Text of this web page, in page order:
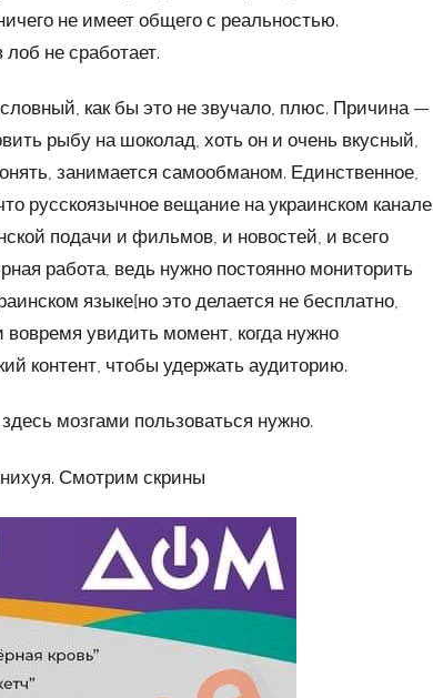
не имеет общего с реальностью.
не сработает.
как бы это не звучало, плюс. Причина —
рыбу на шоколад, хоть он и очень вкусный,
занимается самообманом. Единственное,
русскоязычное вещание на украинском канале
подачи и фильмов, и новостей, и всего
работа, ведь нужно постоянно мониторить
языке[но это делается не бесплатно,
увидить момент, когда нужно
контент, чтобы удержать аудиторию.
мозгами пользоваться нужно.
Смотрим скрины